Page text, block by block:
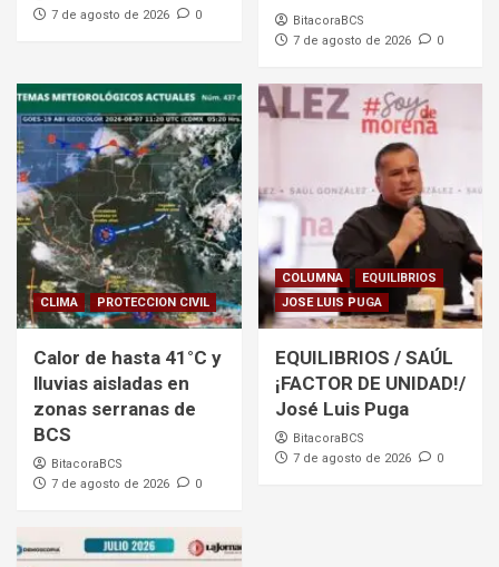
7 de agosto de 2026
0
BitacoraBCS
7 de agosto de 2026
0
CLIMA PROTECCION CIVIL
Calor de hasta 41°C y
lluvias aisladas en
zonas serranas de
BCS
BitacoraBCS
7 de agosto de 2026
0
COLUMNA
EQUILIBRIOS
JOSE LUIS PUGA
EQUILIBRIOS / SAÚL
¡FACTOR DE UNIDAD!/
José Luis Puga
BitacoraBCS
7 de agosto de 2026
0